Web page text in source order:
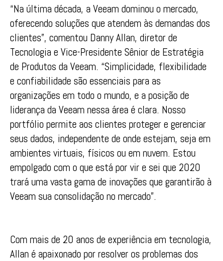
“Na última década, a Veeam dominou o mercado,
oferecendo soluções que atendem às demandas dos
clientes”, comentou Danny Allan, diretor de
Tecnologia e Vice-Presidente Sênior de Estratégia
de Produtos da Veeam. “Simplicidade, flexibilidade
e confiabilidade são essenciais para as
organizações em todo o mundo, e a posição de
liderança da Veeam nessa área é clara. Nosso
portfólio permite aos clientes proteger e gerenciar
seus dados, independente de onde estejam, seja em
ambientes virtuais, físicos ou em nuvem. Estou
empolgado com o que está por vir e sei que 2020
trará uma vasta gama de inovações que garantirão à
Veeam sua consolidação no mercado”.
Com mais de 20 anos de experiência em tecnologia,
Allan é apaixonado por resolver os problemas dos